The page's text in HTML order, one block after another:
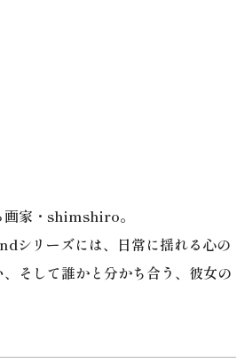
画家・shimshiro。
シリーズには、日常に揺れる心の
そして誰かと分かち合う、彼女の